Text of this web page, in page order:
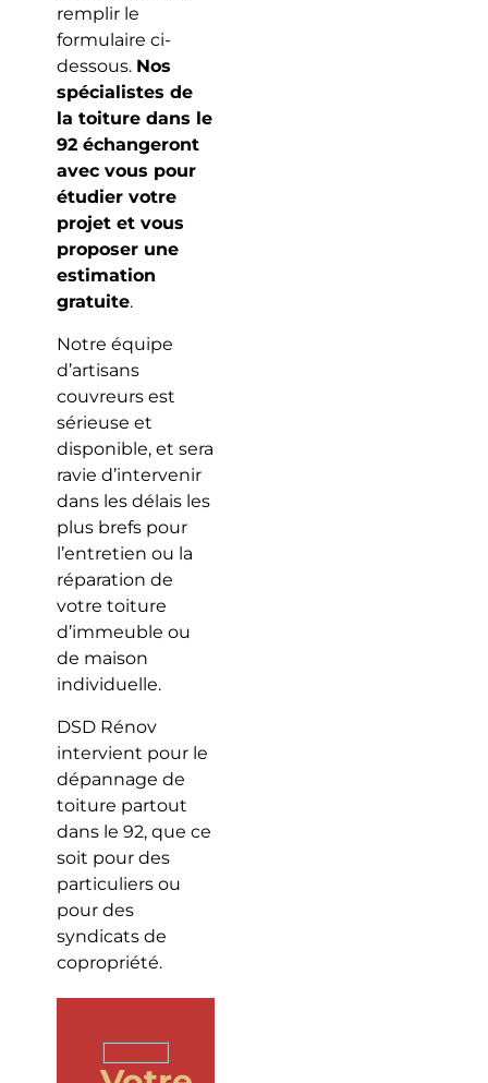
remplir le
formulaire ci-
dessous. Nos
spécialistes de
la toiture dans le
92 échangeront
avec vous pour
étudier votre
projet et vous
proposer une
estimation
gratuite.
Notre équipe
d’artisans
couvreurs est
sérieuse et
disponible, et sera
ravie d’intervenir
dans les délais les
plus brefs pour
l’entretien ou la
réparation de
votre toiture
d’immeuble ou
de maison
individuelle.
DSD Rénov
intervient pour le
dépannage de
toiture partout
dans le 92, que ce
soit pour des
particuliers ou
pour des
syndicats de
copropriété.